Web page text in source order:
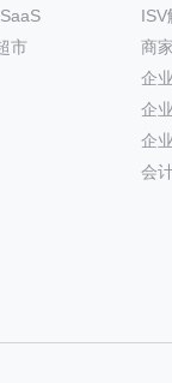
市
ISV
商
企
企
企
会